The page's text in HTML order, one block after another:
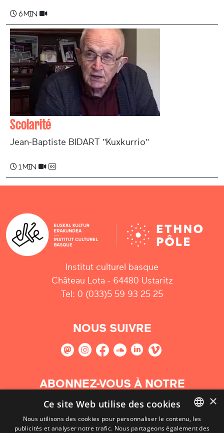
6 min
Scolarité
Jean-Baptiste BIDART "Kuxkurrio"
1 min
Institut culturel basque
Château Lota - 64480 Ustaritz
Tel: 0 (033)5 59 93 25 25
NOUS SUIVRE
ABONNEZ-VOUS À NOTRE
NEWSLETTER
S'abonner
BASQUE
×
Ce site Web utilise des cookies
Nous utilisons des cookies pour personnaliser le contenu, les
publicités et analyser notre trafic. Nous partageons également des